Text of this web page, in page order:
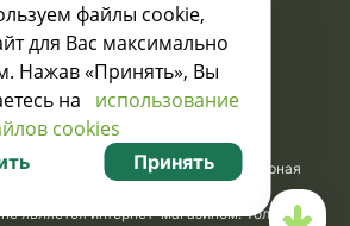
сетях
Сувениры оптом. Рекламно-сувенирная
логотипом. УНН 100873745, ООО
является интернет-магазином. Только
файлы cookie,
для Вас максимально
Нажав «Принять», Вы
на использование
cookies
Принять